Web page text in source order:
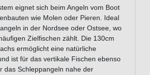
eignet sich beim Angeln vom Boot
wie Molen oder Pieren. Ideal
in der Nordsee oder Ostsee, wo
Zielfischen zählt. Die 130cm
ermöglicht eine natürliche
ist für das vertikale Fischen ebenso
das Schleppangeln nahe der